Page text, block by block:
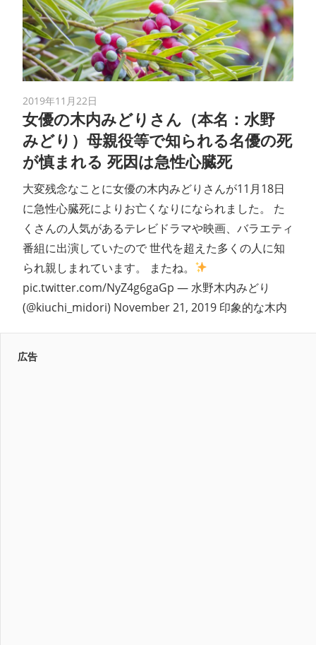
2019年11月22日
女優の木内みどりさん（本名：水野
みどり）母親役等で知られる名優の死
が慎まれる 死因は急性心臓死
大変残念なことに女優の木内みどりさんが11月18日
に急性心臓死によりお亡くなりになられました。 た
くさんの人気があるテレビドラマや映画、バラエティ
番組に出演していたので 世代を超えた多くの人に知
られ親しまれています。 またね。
pic.twitter.com/NyZ4g6gaGp — 水野木内みどり
(@kiuchi_midori) November 21, 2019 印象的な木内
広告